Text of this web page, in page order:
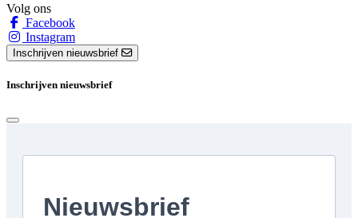
Volg ons
Facebook
Instagram
Inschrijven nieuwsbrief
Inschrijven nieuwsbrief